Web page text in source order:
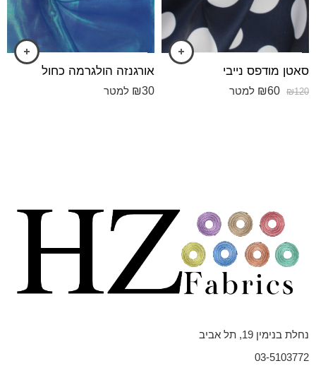
סאטן מודפס נייבי
₪120
₪60 למטר
אורגנזה הולגרמה כחול
₪30 למטר
נחלת בנימין 19, תל אביב
03-5103772